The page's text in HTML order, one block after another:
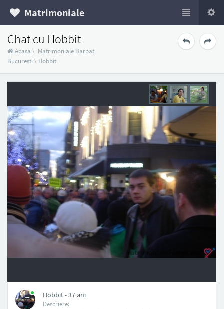
Matrimoniale
Chat cu Hobbit
Acasa \ Matrimoniale Barbat
Bucuresti \ Hobbit
Hobbit - 37 ani
Descriere: